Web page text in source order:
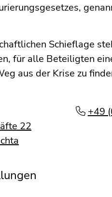
Schieflage
für alle Beteiligten
aus der Krise zu
22
+49